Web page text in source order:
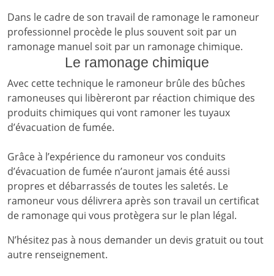
Dans le cadre de son travail de ramonage le ramoneur
professionnel procède le plus souvent soit par un
ramonage manuel soit par un ramonage chimique.
Le ramonage chimique
Avec cette technique le ramoneur brûle des bûches
ramoneuses qui libèreront par réaction chimique des
produits chimiques qui vont ramoner les tuyaux
d’évacuation de fumée.
Grâce à l’expérience du ramoneur vos conduits
d’évacuation de fumée n’auront jamais été aussi
propres et débarrassés de toutes les saletés. Le
ramoneur vous délivrera après son travail un certificat
de ramonage qui vous protègera sur le plan légal.
N’hésitez pas à nous demander un devis gratuit ou tout
autre renseignement.